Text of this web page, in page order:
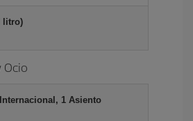
litro)
1 Asiento